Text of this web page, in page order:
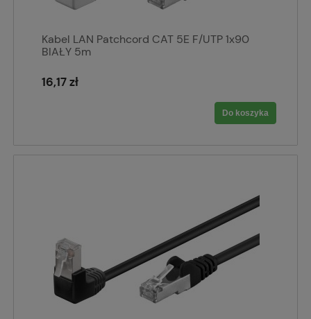
Kabel LAN Patchcord CAT 5E F/UTP 1x90
BIAŁY 5m
16,17 zł
Do koszyka